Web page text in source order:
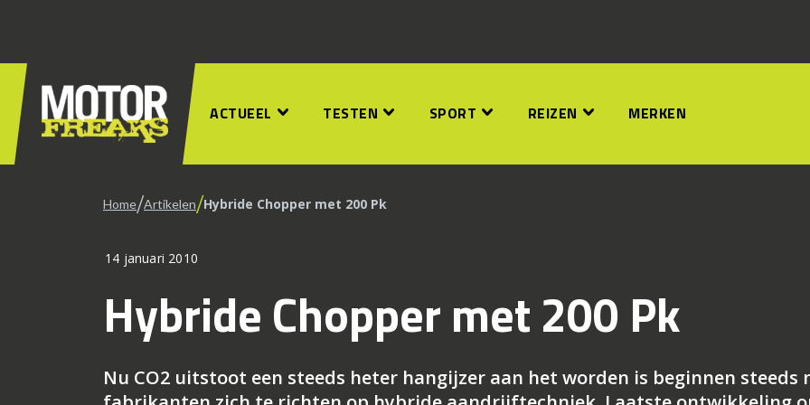
ACTUEEL TESTEN SPORT REIZEN MERKEN
Home/Artikelen/Hybride Chopper met 200 Pk
14 januari 2010
Hybride Chopper met 200 Pk
Nu CO2 uitstoot een steeds heter hangijzer aan het worden is beginnen steeds